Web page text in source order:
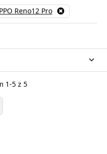
Reno12 Pro
1-5 z 5